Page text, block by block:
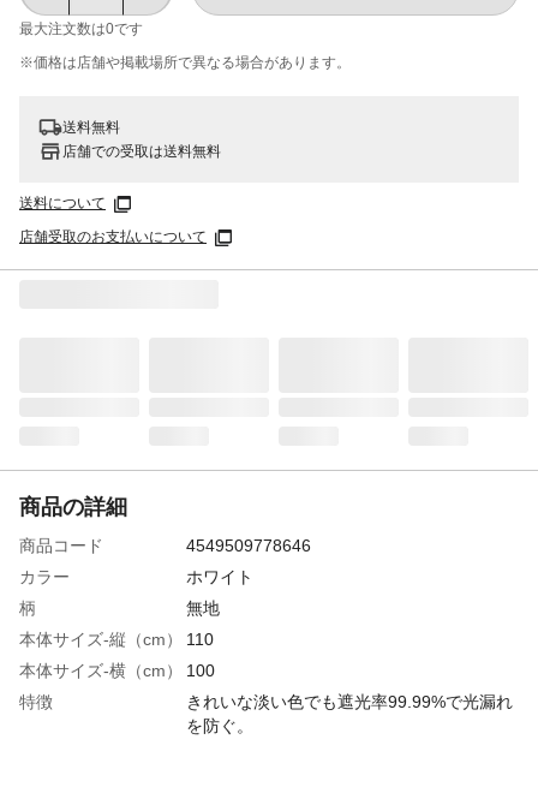
最大注文数は0です
※価格は​店舗や​掲載場所で​異なる​場合が​あります。
送料無料
店舗での受取は送料無料
送料について
店舗受取のお支払いについて
商品の詳細
商品コード
4549509778646
カラー
ホワイト
柄
無地
本体サイズ-縦（cm）
110
本体サイズ-横（cm）
100
特徴
きれいな淡い色でも遮光率99.99%で光漏れ
を防ぐ。